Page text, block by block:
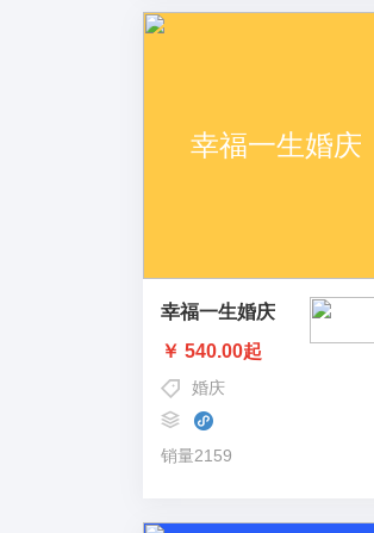
幸福一生婚庆
￥ 540.00起
婚庆
销量2159